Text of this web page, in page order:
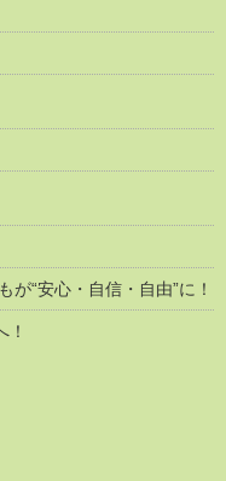
“安心・自信・自由”に！